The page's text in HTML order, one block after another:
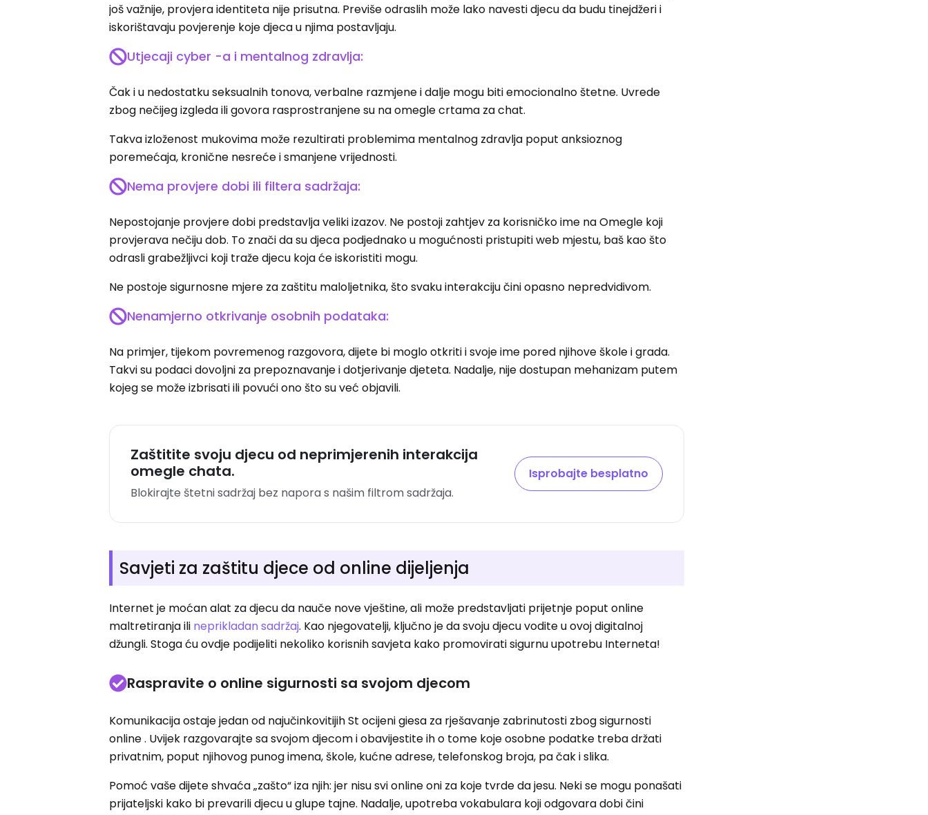
još važnije, provjera identiteta nije prisutna. Previše odraslih može lako navesti djecu da budu tinejdžeri i
iskorištavaju povjerenje koje djeca u njima postavljaju.
Utjecaji cyber -a i mentalnog zdravlja:
Čak i u nedostatku seksualnih tonova, verbalne razmjene i dalje mogu biti emocionalno štetne. Uvrede
zbog nečijeg izgleda ili govora rasprostranjene su na omegle crtama za chat.
Takva izloženost mukovima može rezultirati problemima mentalnog zdravlja poput anksioznog
poremećaja, kronične nesreće i smanjene vrijednosti.
Nema provjere dobi ili filtera sadržaja:
Nepostojanje provjere dobi predstavlja veliki izazov. Ne postoji zahtjev za korisničko ime na Omegle koji
provjerava nečiju dob. To znači da su djeca podjednako u mogućnosti pristupiti web mjestu, baš kao što
odrasli grabežljivci koji traže djecu koja će iskoristiti mogu.
Ne postoje sigurnosne mjere za zaštitu maloljetnika, što svaku interakciju čini opasno nepredvidivom.
Nenamjerno otkrivanje osobnih podataka:
Na primjer, tijekom povremenog razgovora, dijete bi moglo otkriti i svoje ime pored njihove škole i grada.
Takvi su podaci dovoljni za prepoznavanje i dotjerivanje djeteta. Nadalje, nije dostupan mehanizam putem
kojeg se može izbrisati ili povući ono što su već objavili.
Zaštitite svoju djecu od neprimjerenih interakcija
omegle chata.
Blokirajte štetni sadržaj bez napora s našim filtrom sadržaja.
Isprobajte besplatno
Savjeti za zaštitu djece od online dijeljenja
Internet je moćan alat za djecu da nauče nove vještine, ali može predstavljati prijetnje poput online
maltretiranja ili neprikladan sadržaj. Kao njegovatelji, ključno je da svoju djecu vodite u ovoj digitalnoj
džungli. Stoga ću ovdje podijeliti nekoliko korisnih savjeta kako promovirati sigurnu upotrebu Interneta!
Raspravite o online sigurnosti sa svojom djecom
Komunikacija ostaje jedan od najučinkovitijih St ocijeni giesa za rješavanje zabrinutosti zbog sigurnosti
online . Uvijek razgovarajte sa svojom djecom i obavijestite ih o tome koje osobne podatke treba držati
privatnim, poput njihovog punog imena, škole, kućne adrese, telefonskog broja, pa čak i slika.
Pomoć vaše dijete shvaća „zašto“ iza njih: jer nisu svi online oni za koje tvrde da jesu. Neki se mogu ponašati
prijateljski kako bi prevarili djecu u glupe tajne. Nadalje, upotreba vokabulara koji odgovara dobi čini